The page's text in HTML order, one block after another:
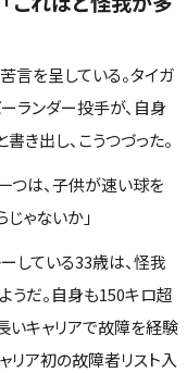
を呈している。タイガ
ーランダー投手が、自身
き出し、こうつづった。
つは、子供が速い球を
ゃないか」
している33歳は、怪我
うだ。自身も150キロ超
いキャリアで故障を経験
リア初の故障者リスト入